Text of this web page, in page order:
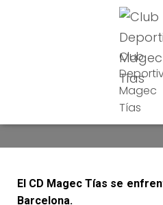
Club
Magec
Tías
Magec frente
El CD Magec Tías se
Barcelona.